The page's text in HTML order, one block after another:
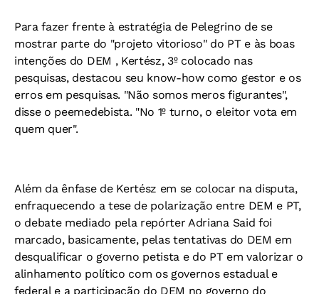
Para fazer frente à estratégia de Pelegrino de se
mostrar parte do "projeto vitorioso" do PT e às boas
intenções do DEM , Kertész, 3º colocado nas
pesquisas, destacou seu know-how como gestor e os
erros em pesquisas. "Não somos meros figurantes",
disse o peemedebista. "No 1º turno, o eleitor vota em
quem quer".
Além da ênfase de Kertész em se colocar na disputa,
enfraquecendo a tese de polarização entre DEM e PT,
o debate mediado pela repórter Adriana Said foi
marcado, basicamente, pelas tentativas do DEM em
desqualificar o governo petista e do PT em valorizar o
alinhamento político com os governos estadual e
federal e a participação do DEM no governo do